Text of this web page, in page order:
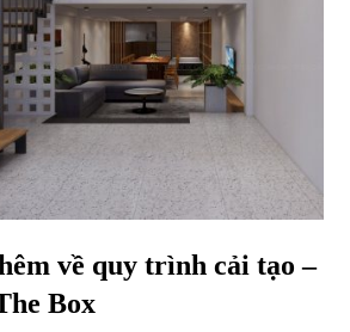
về quy trình cải tạo –
Box